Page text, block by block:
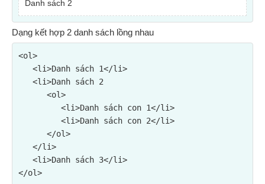
Danh sách 2
Dạng kết hợp 2 danh sách lồng nhau
<ol>
</ol>